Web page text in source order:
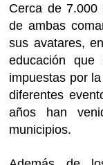
Cerca de 7.000
de ambas
sus avatares,
educación que
impuestas por
diferentes
años han
municipios.